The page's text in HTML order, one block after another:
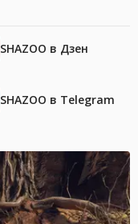
SHAZOO в Дзен
SHAZOO в Telegram